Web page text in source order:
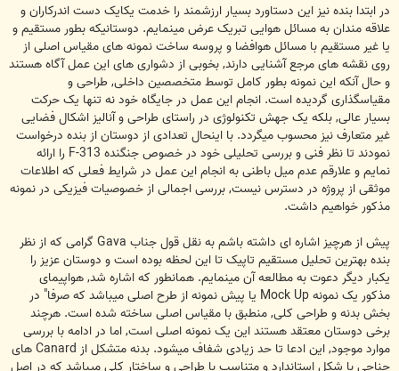
در ابتدا بنده نیز این دستاورد بسیار ارزشمند را خدمت یکایک دست اندرکاران و
علاقه مندان به مسائل هوایی تبریک عرض مینمایم. دوستانیکه بطور مستقیم و
یا غیر مستقیم با مسائل هوافضا و پروسه ساخت نمونه های مقیاس اصلی از
روی نقشه های مرجع آشنایی دارند, بخوبی از دشواری های این عمل آگاه هستند
و حال آنکه این نمونه بطور کامل توسط متخصصین داخلی, طراحی و
مقیاسگذاری گردیده است. انجام این عمل در جایگاه خود نه تنها یک حرکت
بسیار عالی, بلکه یک جهش تکنولوژی در راستای طراحی و آنالیز اشکال فضایی
غیر متعارف نیز محسوب میگردد. با اینحال تعدادی از دوستان از بنده درخواست
نمودند تا نظر فنی و بررسی تحلیلی خود در خصوص جنگنده F-313 را ارائه
نمایم و علارقم عدم میل باطنی به انجام این عمل در شرایط فعلی که اطلاعات
موثقی از پروژه در دسترس نیست, بررسی اجمالی از خصوصیات فیزیکی در نمونه
مذکور خواهیم داشت.
پیش از هرچیز اشاره ای داشته باشم به نقل قول جناب Gava گرامی که از نظر
بنده بهترین تحلیل مستقیم تاپیک تا این لحظه بوده است و دوستان عزیز را
یکبار دیگر دعوت به مطالعه آن مینمایم. همانطور که اشاره شد, هواپیمای
مذکور یک نمونه Mock Up یا پیش نمونه از طرح اصلی میباشد که صرفا" در
بخش بدنه و طراحی کلی, منطبق با مقیاس اصلی ساخته شده است. هرچند
برخی دوستان معتقد هستند این یک نمونه اصلی است, اما در ادامه با بررسی
موارد موجود, این ادعا تا حد زیادی شفاف میشود. بدنه متشکل از Canard های